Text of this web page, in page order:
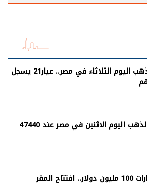
سعر الذهب اليوم الثلاثاء في مصر.. عيار21 يسجل
الجنيه الذهب اليوم الاثنين في مصر عند 47440
باستثمارات 100 مليون دولار.. افتتاح المقر